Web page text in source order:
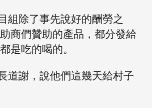
組除了事先說好的酬勞之
商們贊助的產品，都分發給
是吃的喝的。
道謝，說他們這幾天給村子